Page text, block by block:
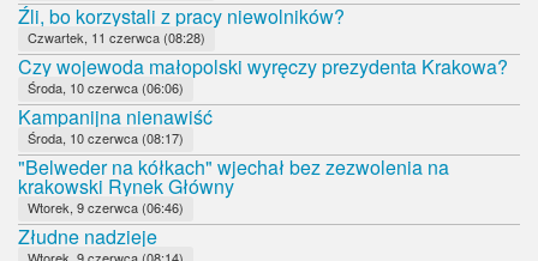
Źli, bo korzystali z pracy niewolników?
Czwartek, 11 czerwca (08:28)
Czy wojewoda małopolski wyręczy prezydenta Krakowa?
Środa, 10 czerwca (06:06)
Kampanijna nienawiść
Środa, 10 czerwca (08:17)
"Belweder na kółkach" wjechał bez zezwolenia na
krakowski Rynek Główny
Wtorek, 9 czerwca (06:46)
Złudne nadzieje
Wtorek, 9 czerwca (08:14)